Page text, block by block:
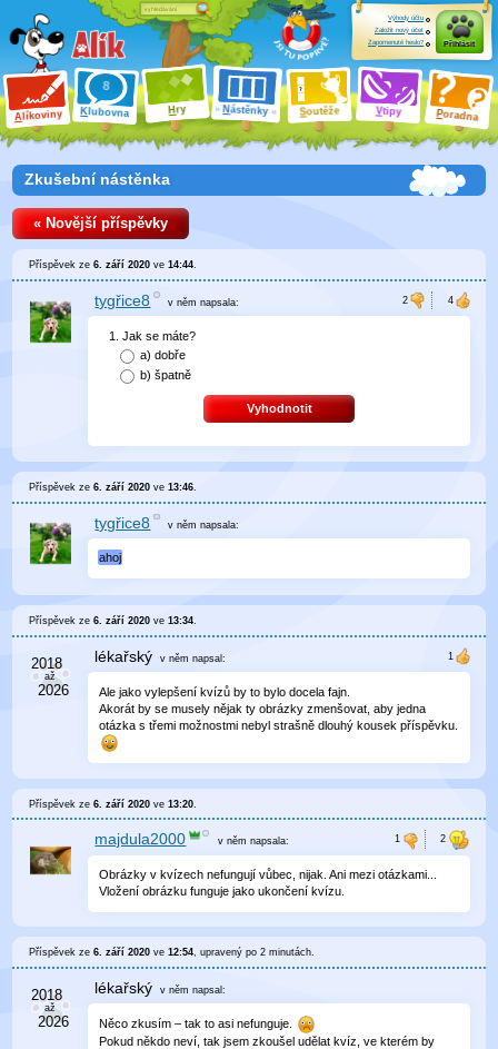
Alíkoviny Klubovna Hry Nástěnky Soutěže Vtipy Poradna
Výhody účtu
Založit nový účet
Zapomenuté heslo?
Přihlásit
Zkušební nástěnka
« Novější příspěvky
Příspěvek ze6. září 2020 ve14:44.
tygřice8 v němnapsala:
Jak se máte?
a) dobře
b) špatně
Vyhodnotit
Příspěvek ze6. září 2020 ve13:46
tygřice8 v němnapsala:
ahoj
Příspěvek ze6. září 2020 ve13:34.
lékařský v něm napsal:
Ale jako vylepšení kvízů by to bylo docela fajn.
Akorát by se musely nějak ty obrázky zmenšovat, aby jedna
otázka s třemi možnostmi nebyl strašně dlouhý kousek příspěvku.
Příspěvek ze6. září 2020 ve13:20
majdula2000 v něm napsala:
Obrázky v kvízech nefungují vůbec, nijak. Ani mezi otázkami...
Vložení obrázku funguje jako ukončení kvízu.
Příspěvek ze6. září 2020 ve12:54, upravenýpo 2 minutách.
lékařský v něm napsal:
Něco zkusím – tak to asi nefunguje.
Pokud někdo neví, tak jsem zkoušel udělat kvíz, ve kterém by